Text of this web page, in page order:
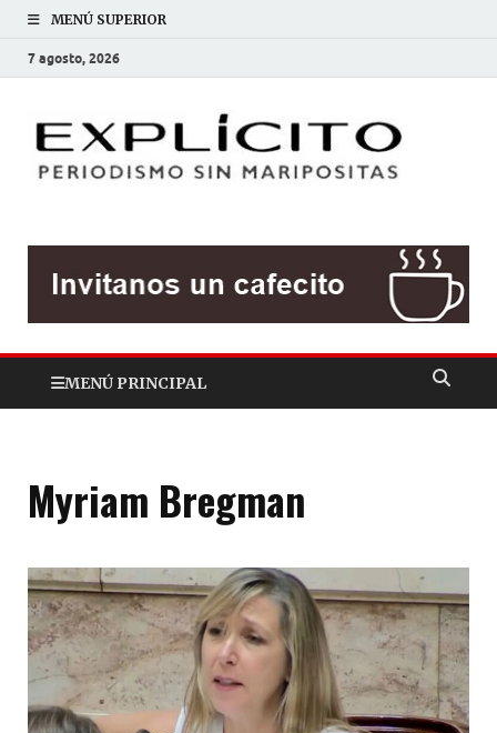
MENÚ SUPERIOR
7 agosto, 2026
MENÚ PRINCIPAL
Myriam Bregman